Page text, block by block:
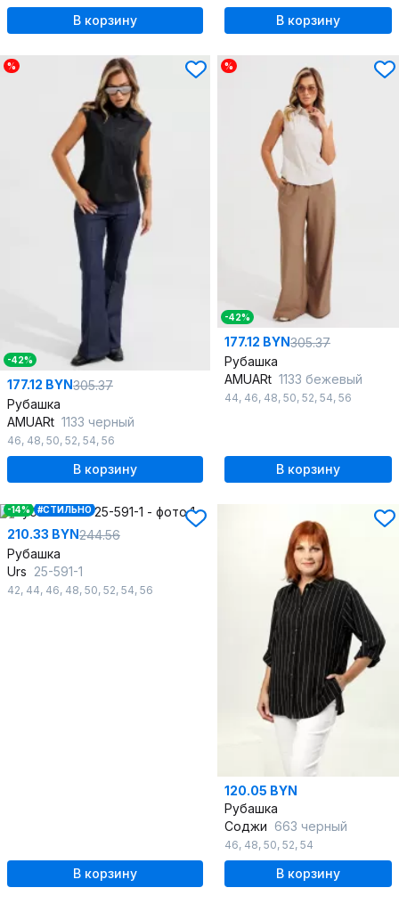
В корзину В корзину
%
-42%
177.12 BYN305.37
Рубашка
AMUARt 1133 черный
46, 48, 50, 52, 54, 56
В корзину
%
-42%
177.12 BYN305.37
Рубашка
AMUARt 1133 бежевый
44, 46, 48, 50, 52, 54, 56
В корзину
-14% #СТИЛЬНО
210.33 BYN244.56
Рубашка
Urs 25-591-1
42, 44, 46, 48, 50, 52, 54, 56
В корзину
120.05 BYN
Рубашка
Соджи 663 черный
46, 48, 50, 52, 54
В корзину